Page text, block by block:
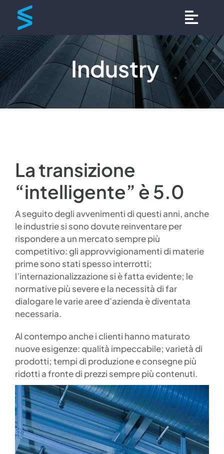
contenuto
Cualeva
Tecnologie
Campi di applicazione
Clienti
Press
Cualeva
Tecnologie
Campi di applicazione
Clienti
Press
Industry
La transizione
“intelligente” è 5.0
A seguito degli avvenimenti di questi anni, anche
le industrie si sono dovute reinventare per
rispondere a un mercato sempre più
competitivo: gli approvvigionamenti di materie
prime sono stati spesso interrotti;
l’internazionalizzazione si è fatta evidente; le
normative più severe e la necessità di far
dialogare le varie aree d’azienda è diventata
necessaria.
Al contempo anche i clienti hanno maturato
nuove esigenze: qualità impeccabile; varietà di
prodotti; tempi di produzione e consegne più
ridotti a fronte di prezzi sempre più contenuti.